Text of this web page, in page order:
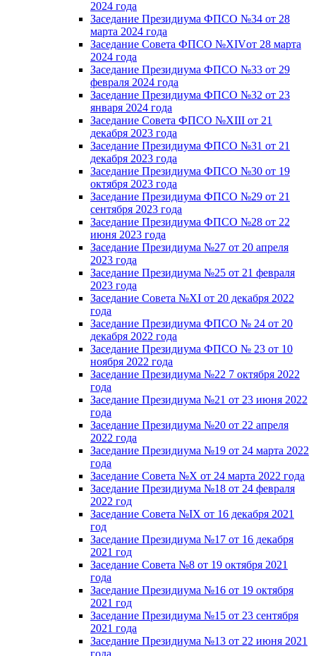
2024 года
Заседание Президиума ФПСО №34 от 28
марта 2024 года
Заседание Совета ФПСО №XIVот 28 марта
2024 года
Заседание Президиума ФПСО №33 от 29
февраля 2024 года
Заседание Президиума ФПСО №32 от 23
января 2024 года
Заседание Совета ФПСО №XIII от 21
декабря 2023 года
Заседание Президиума ФПСО №31 от 21
декабря 2023 года
Заседание Президиума ФПСО №30 от 19
октября 2023 года
Заседание Президиума ФПСО №29 от 21
сентября 2023 года
Заседание Президиума ФПСО №28 от 22
июня 2023 года
Заседание Президиума №27 от 20 апреля
2023 года
Заседание Президиума №25 от 21 февраля
2023 года
Заседание Совета №XI от 20 декабря 2022
года
Заседание Президиума ФПСО № 24 от 20
декабря 2022 года
Заседание Президиума ФПСО № 23 от 10
ноября 2022 года
Заседание Президиума №22 7 октября 2022
года
Заседание Президиума №21 от 23 июня 2022
года
Заседание Президиума №20 от 22 апреля
2022 года
Заседание Президиума №19 от 24 марта 2022
года
Заседание Совета №X от 24 марта 2022 года
Заседание Президиума №18 от 24 февраля
2022 год
Заседание Совета №IX от 16 декабря 2021
год
Заседание Президиума №17 от 16 декабря
2021 год
Заседание Совета №8 от 19 октября 2021
года
Заседание Президиума №16 от 19 октября
2021 год
Заседание Президиума №15 от 23 сентября
2021 года
Заседание Президиума №13 от 22 июня 2021
года